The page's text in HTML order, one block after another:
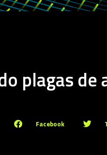
plagas de
Facebook